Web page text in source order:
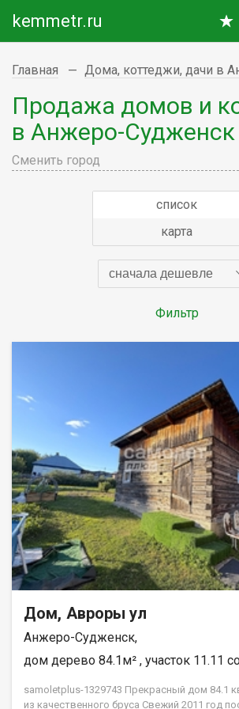
kemmetr.ru
Главная Дома, коттеджи, дачи в
Продажа домов и
в Анжеро-Судженск
Сменить город
список
карта
сначала дешевле
Фильтр
Дом, Авроры ул
Анжеро-Судженск,
дом дерево 84.1м² , участок 11.11
samoletplus-1329743 Прекрасный дом 84.1
из качественного бруса Свежий 2011 год